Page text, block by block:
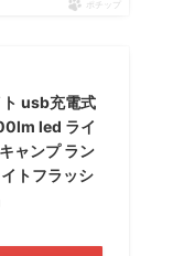
ポチップ
ト usb充電式
led ライ
ャンプ ラン
トフラッシ